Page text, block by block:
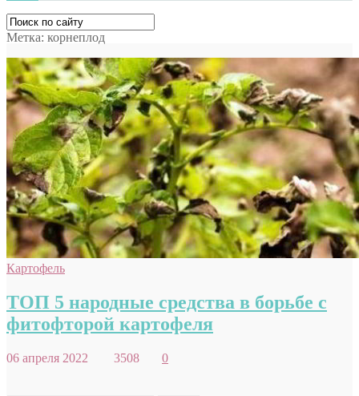
Метка: корнеплод
Картофель
ТОП 5 народные средства в борьбе с
фитофторой картофеля
06 апреля 2022 3508 0